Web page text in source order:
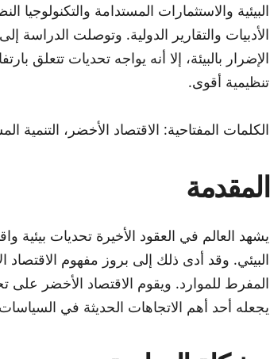
البيئية والاستثمارات المستدامة
الأدبيات والتقارير الدولية. وتوصلت الدراسة
الإضرار بالبيئة، إلا أنه يواجه تحديات تتعلق
تنظيمية أقوى.
الكلمات المفتاحية: الاقتصاد الأخضر، التنمية
المقدمة
يشهد العالم في العقود الأخيرة تحديات بيئية
البيئي. وقد أدى ذلك إلى بروز مفهوم الاقتصاد
المفرط للموارد. ويقوم الاقتصاد الأخضر على
يجعله أحد أهم الاتجاهات الحديثة في السياسات